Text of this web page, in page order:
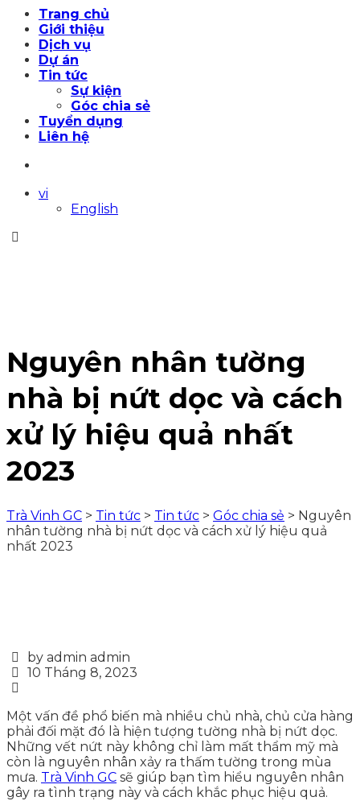
Trang chủ
Giới thiệu
Dịch vụ
Dự án
Tin tức
Sự kiện
Góc chia sẻ
Tuyển dụng
Liên hệ
vi
English
Nguyên nhân tường
nhà bị nứt dọc và cách
xử lý hiệu quả nhất
2023
Trà Vinh GC > Tin tức > Tin tức > Góc chia sẻ > Nguyên
nhân tường nhà bị nứt dọc và cách xử lý hiệu quả
nhất 2023
by admin admin
10 Tháng 8, 2023
Một vấn đề phổ biến mà nhiều chủ nhà, chủ cửa hàng
phải đối mặt đó là hiện tượng tường nhà bị nứt dọc.
Những vết nứt này không chỉ làm mất thẩm mỹ mà
còn là nguyên nhân xảy ra thấm tường trong mùa
mưa. Trà Vinh GC sẽ giúp bạn tìm hiểu nguyên nhân
gây ra tình trạng này và cách khắc phục hiệu quả.